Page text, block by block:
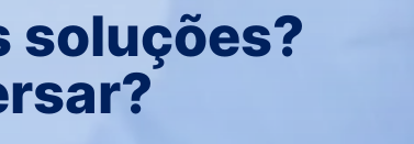
soluções?